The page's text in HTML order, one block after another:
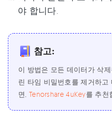
야 합니다.
참고:
이 방법은 모든 데이터가 삭
린 타임 비밀번호를 제거하고
면, Tenorshare 4uKey를 추천